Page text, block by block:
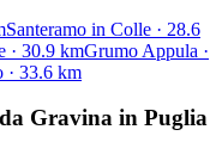
Santeramo in Colle · 28.6
· 30.9 kmGrumo Appula ·
· 33.6 km
Gravina in Puglia